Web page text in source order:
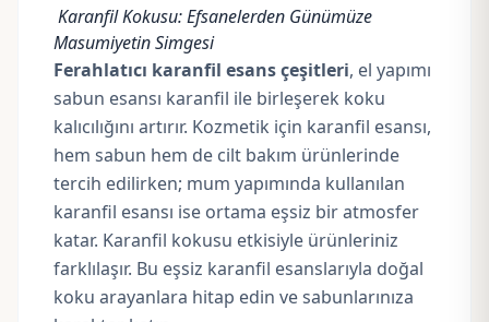
Karanfil Kokusu: Efsanelerden Günümüze
Masumiyetin Simgesi
Ferahlatıcı karanfil esans çeşitleri, el yapımı
sabun esansı karanfil ile birleşerek koku
kalıcılığını artırır. Kozmetik için karanfil esansı,
hem sabun hem de cilt bakım ürünlerinde
tercih edilirken; mum yapımında kullanılan
karanfil esansı ise ortama eşsiz bir atmosfer
katar. Karanfil kokusu etkisiyle ürünleriniz
farklılaşır. Bu eşsiz karanfil esanslarıyla doğal
koku arayanlara hitap edin ve sabunlarınıza